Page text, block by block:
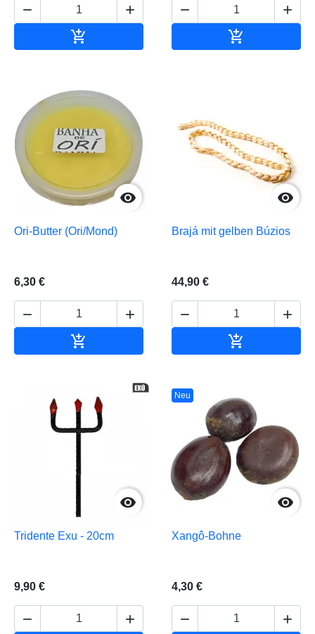
 

 


Ori-Butter (Ori/Mond)
6,30 €
 


Brajá mit gelben Búzios
44,90 €
 


Tridente Exu - 20cm
9,90 €
 
Neu

Xangô-Bohne
4,30 €
 